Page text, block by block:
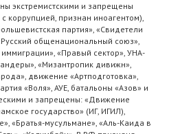
экстремистскими и запрещены
признан иноагентом),
партия», «Свидетели
общенациональный союз»,
«Правый сектор», УНА-
«Мизантропик дивижн»,
движение «Артподготовка»,
«Воля», АУЕ, батальоны «Азов» и
и запрещены: «Движение
государство» (ИГ, ИГИЛ),
«Братья-мусульмане», «Аль-Каида в